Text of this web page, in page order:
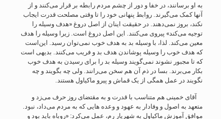
به او برسانند، در خفا و دور از چشم مردم رابطه بر قرار می‌کنند و از
آنها کمک می‌گیرند. روابط پنهانی خود را تا وقتی مصلحت قدرت ایجاب
نکند، بروز نمی‌دهند. در حقیقت اینان از اصل دروغ «هدف وسیله را
توجیه می‌کند» پیروی می‌کنند. این اصل دروغ است. زیرا وسیله را هدف
معین می‌کند. لذا، با وسیله بد به هدف خوب نمی‌توان رسید. این‌است
که هدف خوب را وسیله پوشاندن هدف بد و فریب می‌کنند. بدیهی است
که تا مجبور نشوند نمی‌گویند وسیله بد را برای رسیدن به هدف خوب
بکار می‌برند. بسا در ذم آن هم سخن می‌رانند. ولی چه بگویند و چه
نگویند در عمل همگی از یک قماش و پیرو ماکیاول هستند.
آقای خمینی هم متناسب با قدرت و به مقتضای روز حرف می‌زد و
متعهد به اصول و وفادار به عهود و وعده هایی که به مردم می‌داد، نبود.
موافق آموزش ماکیاول به شهریار رم، عمل می‌کرد: «روباه باید بود و